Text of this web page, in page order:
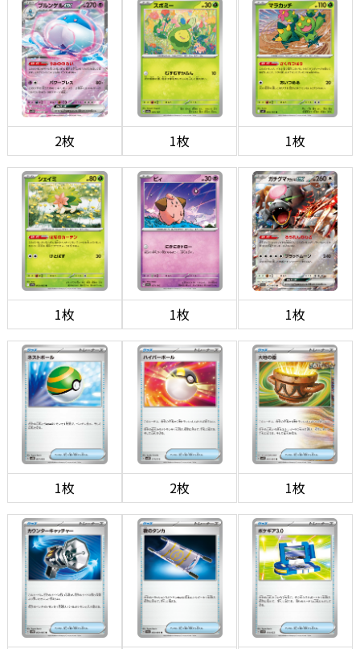
2枚 1枚 1枚
1枚 1枚 1枚
1枚 2枚 1枚